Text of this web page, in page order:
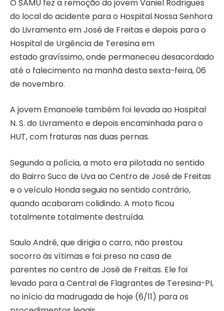
O SAMU fez a remoção do jovem Vaniel Rodrigues
do local do acidente para o Hospital Nossa Senhora
do Livramento em José de Freitas e depois para o
Hospital de Urgência de Teresina em
estado gravíssimo, onde permaneceu desacordado
até o falecimento na manhã desta sexta-feira, 06
de novembro.
A jovem Emanoele também foi levada ao Hospital
N. S. do Livramento e depois encaminhada para o
HUT, com fraturas nas duas pernas.
Segundo a polícia, a moto era pilotada no sentido
do Bairro Suco de Uva ao Centro de José de Freitas
e o veículo Honda seguia no sentido contrário,
quando acabaram colidindo. A moto ficou
totalmente totalmente destruída.
Saulo André, que dirigia o carro, não prestou
socorro às vítimas e foi preso na casa de
parentes no centro de José de Freitas. Ele foi
levado para a Central de Flagrantes de Teresina-PI,
no início da madrugada de hoje (6/11) para os